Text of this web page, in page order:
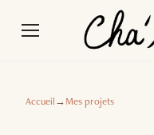
Accueil→Mes projets